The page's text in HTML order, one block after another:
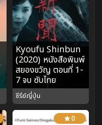
Kyoufu Shinbun
(2020) หนังสือพิมพ์
สยองขวัญ ตอนที่ 1-
7 จบ ซับไทย
ซีรีย์ญี่ปุ่น
0